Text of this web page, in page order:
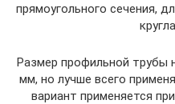
прямоугольного сечения,
Размер профильной трубы
мм, но лучше всего
вариант применяется